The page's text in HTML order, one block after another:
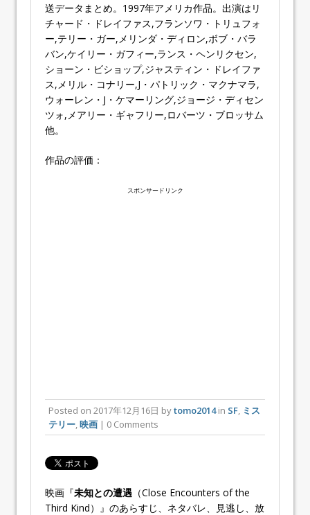
送データまとめ。1997年アメリカ作品。出演はリ
チャード・ドレイファス,フランソワ・トリュフォ
ー,テリー・ガー,メリンダ・ディロン,ボブ・バラ
バン,ケイリー・ガフィー,ランス・ヘンリクセン,
ショーン・ビショップ,ジャスティン・ドレイファ
ス,メリル・コナリー,J・パトリック・マクナマラ,
ウォーレン・J・ケマーリング,ジョージ・ディセン
ツォ,メアリー・ギャフリー,ロバーツ・ブロッサム
他。
作品の評価：
スポンサードリンク
Posted on 2017年12月16日 bytomo2014in SF ミス
テリー 映画 | 0 Comments
映画『未知との遭遇 （Close Encounters of the
Third Kind）』のあらすじ、ネタバレ、見逃し、放